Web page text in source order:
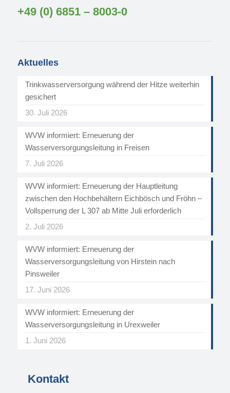
+49 (0) 6851 – 8003-0
Aktuelles
Trinkwasserversorgung während der Hitze weiterhin
gesichert
30. Juli 2026
WVW informiert: Erneuerung der
Wasserversorgungsleitung in Freisen
7. Juli 2026
WVW informiert: Erneuerung der Hauptleitung
zwischen den Hochbehältern Eichbösch und Fröhn –
Vollsperrung der L 307 ab Mitte Juli erforderlich
2. Juli 2026
WVW informiert: Erneuerung der
Wasserversorgungsleitung von Hirstein nach
Pinsweiler
17. Juni 2026
WVW informiert: Erneuerung der
Wasserversorgungsleitung in Urexweiler
1. Juni 2026
Kontakt